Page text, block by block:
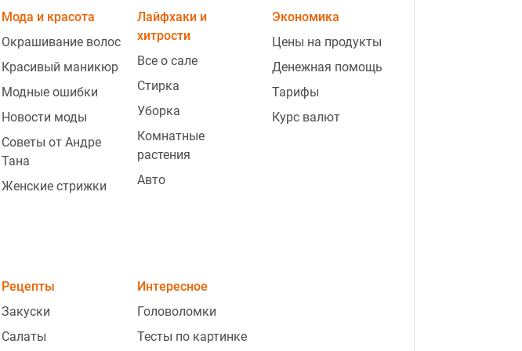
ad
пять знаков зодиака станут
Мода и красота
Окрашивание волос
Красивый маникюр
Модные ошибки
Новости моды
Советы от Андре
Тана
Женские стрижки
Лайфхаки и
хитрости
Все о сале
Стирка
Уборка
Комнатные
растения
Авто
Экономика
Цены на продукты
Денежная помощь
Тарифы
Курс валют
Рецепты
Закуски
Салаты
Интересное
Головоломки
Тесты по картинке